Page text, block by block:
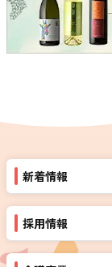
新着情報
採用情報